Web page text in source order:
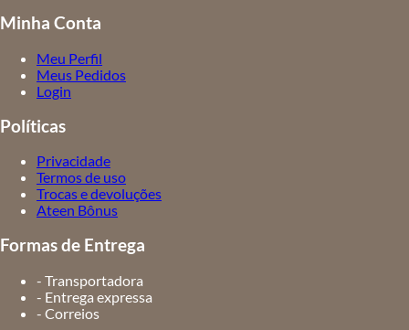
Minha Conta
Meu Perfil
Meus Pedidos
Login
Políticas
Privacidade
Termos de uso
Trocas e devoluções
Ateen Bônus
Formas de Entrega
- Transportadora
- Entrega expressa
- Correios